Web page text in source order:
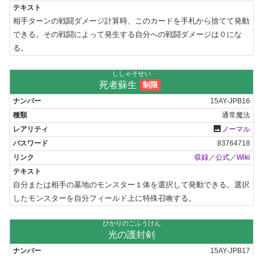
相手ターンの戦闘ダメージ計算時、このカードを手札から捨てて発動
できる。その戦闘によって発生する自分への戦闘ダメージは０にな
る。
ししゃそせい
死者蘇生 制限
15AY-JPB16
通常魔法
photo ノーマル
83764718
収録 ／公式 ／Wiki
自分または相手の墓地のモンスター１体を選択して発動できる。選択
したモンスターを自分フィールド上に特殊召喚する。
ひかりのごふうけん
光の護封剣
15AY-JPB17